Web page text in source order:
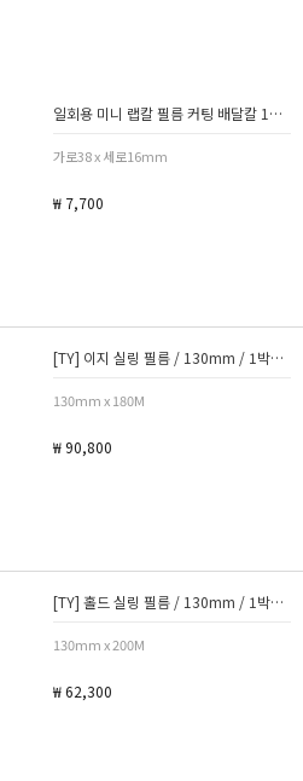
일회용 미니 랩칼 필름 커팅 배달칼 1000개
가로38 x 세로16mm
₩ 7,700
[TY] 이지 실링 필름 / 130mm / 1박스 4롤
130mm x 180M
₩ 90,800
[TY] 홀드 실링 필름 / 130mm / 1박스 4롤
130mm x 200M
₩ 62,300